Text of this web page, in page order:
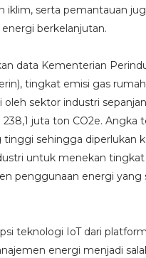
iklim, serta pemantauan
berkelanjutan.
data Kementerian
tingkat emisi gas
oleh sektor industri
238,1 juta ton CO2e. Angka
sehingga diperlukan
untuk menekan
penggunaan energi yang
teknologi IoT dari
energi menjadi